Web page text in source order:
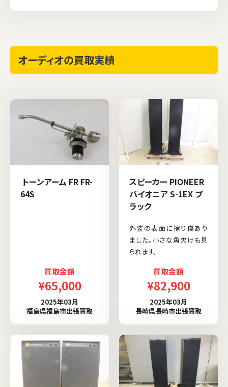
オーディオの買取実績
トーンアーム FR FR-
64S
買取金額
¥65,000
2025年03月
福島県福島市出張買取
スピーカー PIONEER
パイオニア S-1EX ブ
ラック
外装の表面に擦り傷あり
ました。小さな角欠けも見
られます。
買取金額
¥82,900
2025年03月
長崎県長崎市出張買取